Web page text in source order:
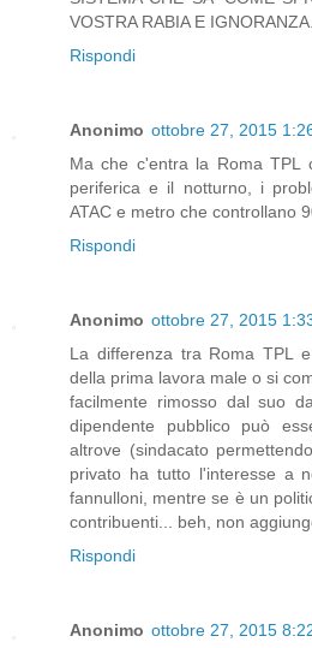
VOSTRA RABIA E IGNORANZA.
Rispondi
Anonimo ottobre 27, 2015
Ma che c'entra la Roma TPL
periferica e il notturno, i
ATAC e metro che controllano
Rispondi
Anonimo ottobre 27, 2015
La differenza tra Roma TPL
della prima lavora male o si
facilmente rimosso dal suo
dipendente pubblico può
altrove (sindacato
privato ha tutto l'interesse a
fannulloni, mentre se è un
contribuenti... beh, non
Rispondi
Anonimo ottobre 27, 2015